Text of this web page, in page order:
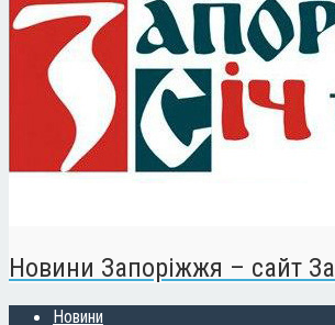
Новини Запоріжжя – сайт
Новини